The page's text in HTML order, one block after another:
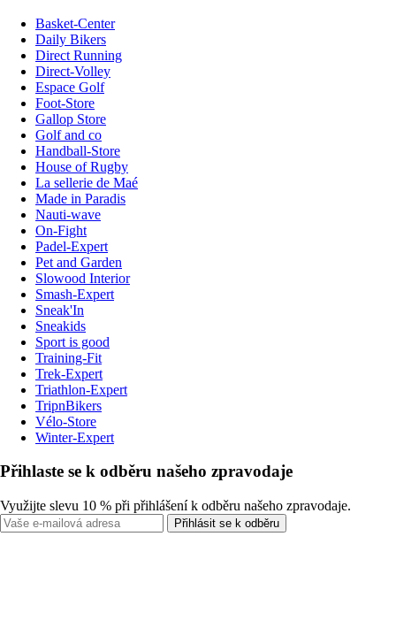
Basket-Center
Daily Bikers
Direct Running
Direct-Volley
Espace Golf
Foot-Store
Gallop Store
Golf and co
Handball-Store
House of Rugby
La sellerie de Maé
Made in Paradis
Nauti-wave
On-Fight
Padel-Expert
Pet and Garden
Slowood Interior
Smash-Expert
Sneak'In
Sneakids
Sport is good
Training-Fit
Trek-Expert
Triathlon-Expert
TripnBikers
Vélo-Store
Winter-Expert
Přihlaste se k odběru našeho zpravodaje
Využijte slevu 10 % při přihlášení k odběru našeho zpravodaje.
Přihlásit se k odběru